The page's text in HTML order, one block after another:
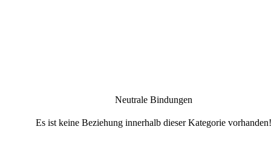
Neutrale Bindungen
Es ist keine Beziehung innerhalb dieser Kategorie